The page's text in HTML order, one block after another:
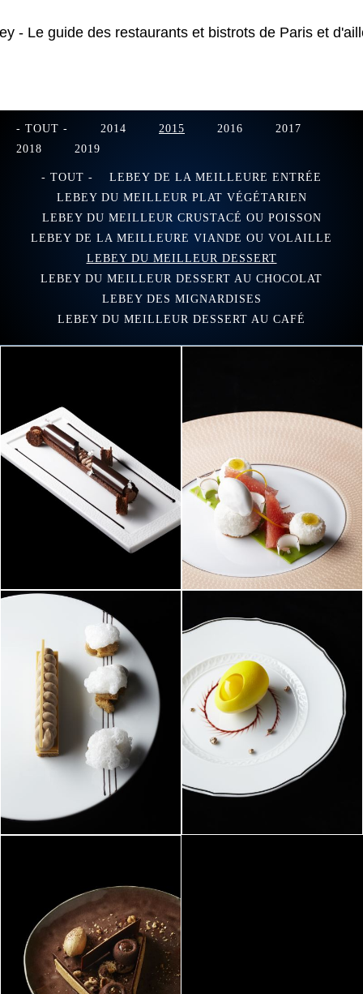
- TOUT - 2014 2015 2016
2017
2018
2019
- TOUT -
LEBEY DE LA MEILLEURE ENTRÉE
LEBEY DU MEILLEUR PLAT VÉGÉTARIEN
LEBEY DU MEILLEUR CRUSTACÉ OU POISSON
LEBEY DE LA MEILLEURE VIANDE OU VOLAILLE
LEBEY DU MEILLEUR DESSERT
LEBEY DU MEILLEUR DESSERT AU CHOCOLAT
LEBEY DES MIGNARDISES
LEBEY DU MEILLEUR DESSERT AU CAFÉ